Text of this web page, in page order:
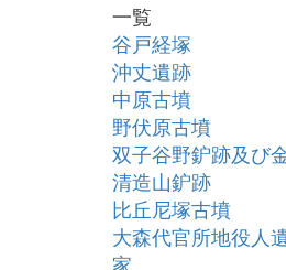
一覧
谷戸経塚
沖丈遺跡
中原古墳
野伏原古墳
双子谷野鈩跡及び
清造山鈩跡
比丘尼塚古墳
大森代官所地役人
家